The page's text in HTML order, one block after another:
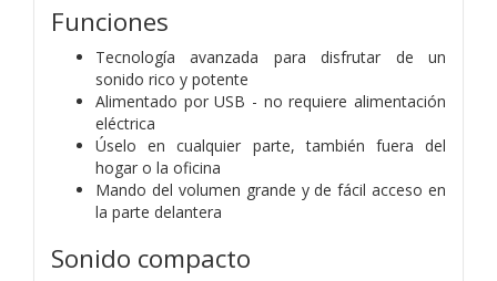
Funciones
Tecnología avanzada para disfrutar de un
sonido rico y potente
Alimentado por USB - no requiere alimentación
eléctrica
Úselo en cualquier parte, también fuera del
hogar o la oficina
Mando del volumen grande y de fácil acceso en
la parte delantera
Sonido compacto